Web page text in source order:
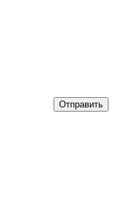
Отправить